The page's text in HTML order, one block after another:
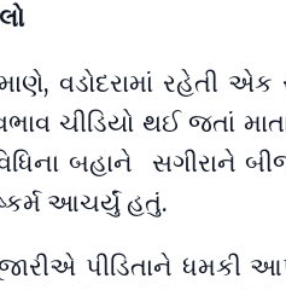
વડોદરામાં રહેતી એક
ચીડિયો થઈ જતાં
બહાને સગીરાને
આચર્યું હતું.
પીડિતાને ધમકી